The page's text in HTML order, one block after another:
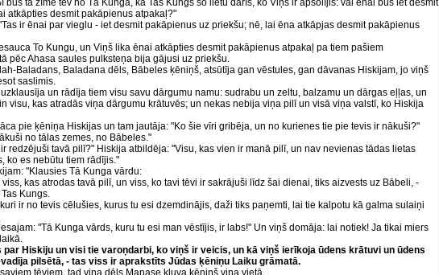
būs tā zīme tev no Tā Kunga, ka Tas Kungs šo lietu darīs, ko Viņš ir apsolījis: vai ēnai būs iet desmit
atkāpties desmit pakāpienus atpakaļ?"
ir ēnai par vieglu - iet desmit pakāpienus uz priekšu; nē, lai ēna atkāpjas desmit pakāpienus
To Kungu, un Viņš lika ēnai atkāpties desmit pakāpienus atpakaļ pa tiem pašiem
pēc Ahasa saules pulksteņa bija gājusi uz priekšu.
Baladans, Baladana dēls, Bābeles ķēniņš, atsūtīja gan vēstules, gan dāvanas Hiskijam, jo viņš
saslimis.
un rādīja tiem visu savu dārgumu namu: sudrabu un zeltu, balzamu un dārgas eļļas, un
visu, kas atradās viņa dārgumu krātuvēs; un nekas nebija viņa pilī un visā viņa valstī, ko Hiskija
pie ķēniņa Hiskijas un tam jautāja: "Ko šie vīri gribēja, un no kurienes tie pie tevis ir nākuši?"
no tālas zemes, no Bābeles."
redzējuši tavā pilī?" Hiskija atbildēja: "Visu, kas vien ir manā pilī, un nav nevienas tādas lietas
ko es nebūtu tiem rādījis."
"Klausies Tā Kunga vārdu:
kas atrodas tavā pilī, un viss, ko tavi tēvi ir sakrājuši līdz šai dienai, tiks aizvests uz Bābeli, -
Kungs.
ir no tevis cēlušies, kurus tu esi dzemdinājis, daži tiks paņemti, lai tie kalpotu kā galma sulaiņi
"Tā Kunga vārds, kuru tu esi man vēstījis, ir labs!" Un viņš domāja: lai notiek! Ja tikai miers
Hiskiju un visi tie varoņdarbi, ko viņš ir veicis, un kā viņš ierīkoja ūdens krātuvi un ūdens
pilsētā, - tas viss ir aprakstīts Jūdas ķēniņu Laiku grāmatā.
tēviem, tad viņa dēls Manase kļuva ķēniņš viņa vietā.